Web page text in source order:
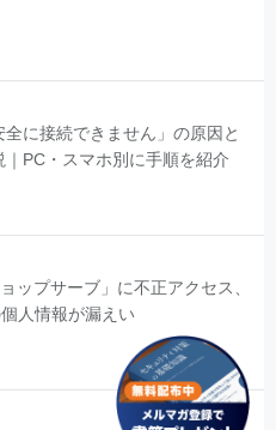
全に接続できません」の原因と
PC・スマホ別に手順を紹介
ップサーブ」に不正アクセス、
人情報が漏えい